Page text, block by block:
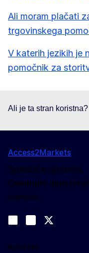
Ali moram plačati
trgovinskega
V katerih jezikih je
pomočnik za
Ali je ta stran koristna?
Access2Markets
Spletišče upravlja:
Generalni
varnost
Join us on LinkedIn
Trade-Off podcast
Kontakt